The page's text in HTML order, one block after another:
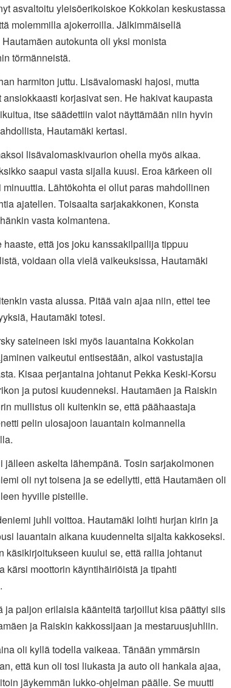
asvaltoitu yleisöerikoiskoe Kokkolan keskustassa
molemmilla ajokerroilla. Jälkimmäisellä
autokunta oli yksi monista
törmänneistä.
harmiton juttu. Lisävalomaski hajosi, mutta
ansiokkaasti korjasivat sen. He hakivat kaupasta
itse säädettiin valot näyttämään niin hyvin
Hautamäki kertasi.
lisävalomaskivaurion ohella myös aikaa.
saapui vasta sijalla kuusi. Eroa kärkeen oli
minuuttia. Lähtökohta ei ollut paras mahdollinen
ajatellen. Toisaalta sarjakakkonen, Konsta
vasta kolmantena.
haaste, että jos joku kanssakilpailija tippuu
voidaan olla vielä vaikeuksissa, Hautamäki
vasta alussa. Pitää vain ajaa niin, ettei tee
Hautamäki totesi.
sateineen iski myös lauantaina Kokkolan
vaikeutui entisestään, alkoi vastustajia
Kisaa perjantaina johtanut Pekka Keski-Korsu
ja putosi kuudenneksi. Hautamäen ja Raiskin
mullistus oli kuitenkin se, että päähaastaja
pelin ulosajoon lauantain kolmannella
jälleen askelta lähempänä. Tosin sarjakolmonen
oli nyt toisena ja se edellytti, että Hautamäen oli
hyville pisteille.
juhli voittoa. Hautamäki loihti hurjan kirin ja
lauantain aikana kuudennelta sijalta kakkoseksi.
käsikirjoitukseen kuului se, että rallia johtanut
kärsi moottorin käyntihäiriöistä ja tipahti
ja paljon erilaisia käänteitä tarjoillut kisa päättyi siis
ja Raiskin kakkossijaan ja mestaruusjuhliin.
oli kyllä todella vaikeaa. Tänään ymmärsin
että kun oli tosi liukasta ja auto oli hankala ajaa,
jäykemmän lukko-ohjelman päälle. Se muutti